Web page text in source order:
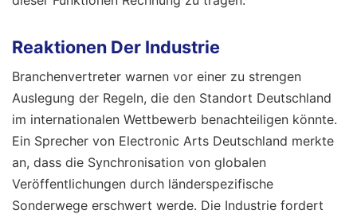
Reaktionen Der Industrie
Branchenvertreter warnen vor einer zu strengen
Auslegung der Regeln, die den Standort Deutschland
im internationalen Wettbewerb benachteiligen könnte.
Ein Sprecher von Electronic Arts Deutschland merkte
an, dass die Synchronisation von globalen
Veröffentlichungen durch länderspezifische
Sonderwege erschwert werde. Die Industrie fordert